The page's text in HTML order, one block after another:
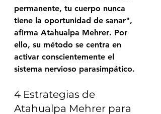
permanente, tu cuerpo nunca
tiene la oportunidad de sanar",
afirma Atahualpa Mehrer. Por
ello, su método se centra en
activar conscientemente el
sistema nervioso parasimpático.
4 Estrategias de
Atahualpa Mehrer para